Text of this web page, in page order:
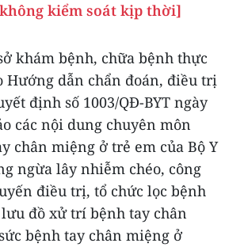
kiểm soát kịp thời]
khám bệnh, chữa bệnh thực
dẫn chẩn đoán, điều trị
định số 1003/QĐ-BYT ngày
các nội dung chuyên môn
chân miệng ở trẻ em của Bộ Y
ngừa lây nhiễm chéo, công
điều trị, tổ chức lọc bệnh
đồ xử trí bệnh tay chân
bệnh tay chân miệng ở